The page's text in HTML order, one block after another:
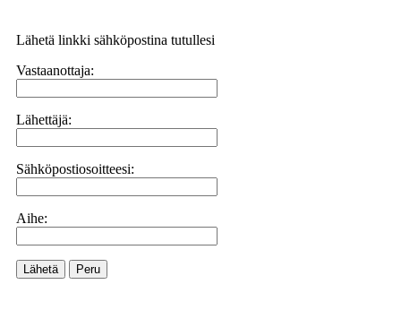
Lähetä linkki sähköpostina tutullesi
Vastaanottaja:
Lähettäjä:
Sähköpostiosoitteesi:
Aihe:
Lähetä Peru